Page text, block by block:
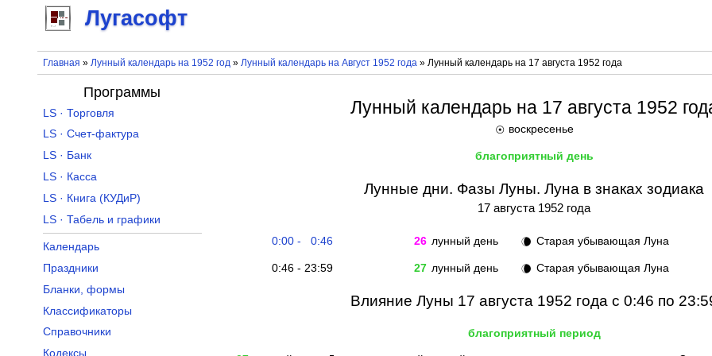
Лугасофт
Главная » Лунный календарь на 1952 год» Лунный календарь на Август 1952 года» Лунный календарь на 17 августа 1952 года
Лунный календарь на 17 августа 1952
☉ воскресенье
благоприятный день
Лунные дни. Фазы Луны. Луна в знаках зодиака
17 августа 1952 года
0:00 - 0:46 26 лунный день 🌘 Старая убывающая Луна
0:46 - 23:59 27 лунный день 🌘 Старая убывающая Луна
Влияние Луны 17 августа 1952 года с 0:46 по
благоприятный период
Программы
LS · Торговля
LS · Счет-фактура
LS · Банк
LS · Касса
LS · Книга (КУДиР)
LS · Табель и графики
Календарь
Праздники
Бланки, формы
Классификаторы
Справочники
Кодексы